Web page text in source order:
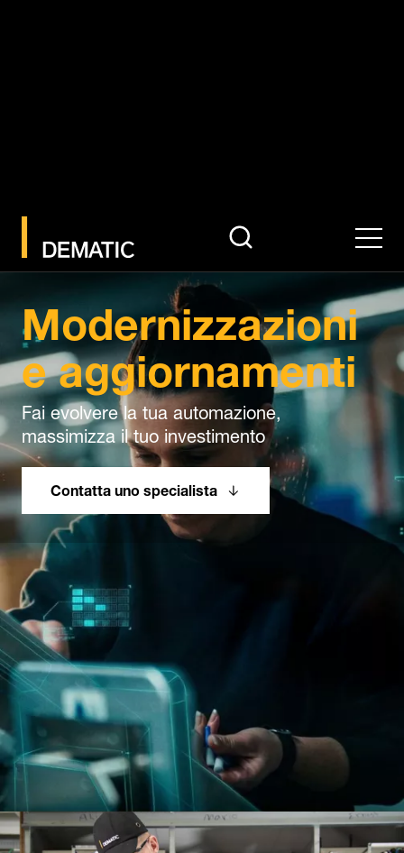
Fai evolvere la tua automazione,
massimizza il tuo investimento
Contatta uno specialista